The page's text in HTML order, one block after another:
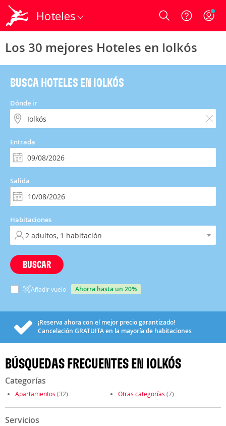
Hoteles Login
Los 30 mejores Hoteles en Iolkós
BUSCA HOTELES EN IOLKÓS
Dónde ir
Entrada
Salida
Habitaciones
BUSCAR
Añadir vuelo ahorra hasta un 20%
¡Reserva ahora con el mejor precio garantizado!
Cancelación GRATUITAen la mayoría de habitaciones
BÚSQUEDAS FRECUENTES EN IOLKÓS
Categorías
Apartamentos (32) Otras categorías (7)
Servicios